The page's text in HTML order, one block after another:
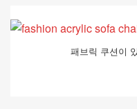
패브릭 쿠션이